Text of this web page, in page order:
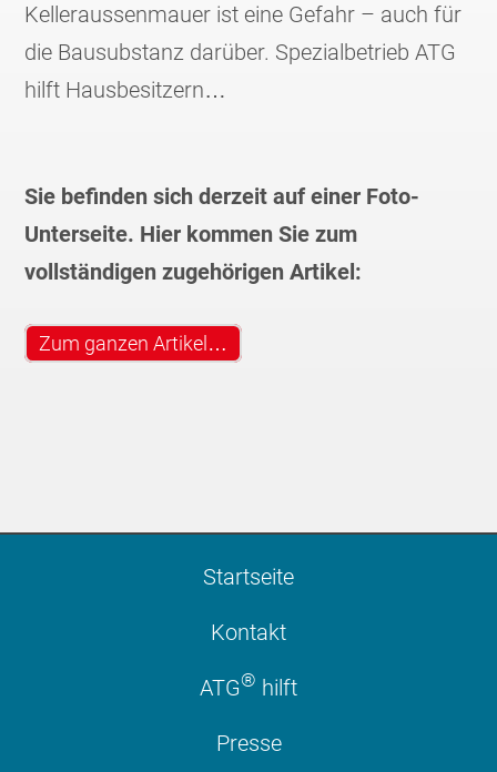
Kelleraussenmauer ist eine Gefahr – auch für
die Bausubstanz darüber. Spezialbetrieb ATG
hilft Hausbesitzern…
Sie befinden sich derzeit auf einer Foto-
Unterseite. Hier kommen Sie zum
vollständigen zugehörigen Artikel:
Zum ganzen Artikel…
Startseite
Kontakt
ATG® hilft
Presse